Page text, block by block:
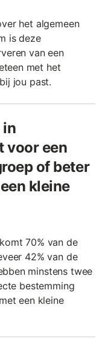
het algemeen
is deze
van een
met het
jou past.
in
voor een
of beter
kleine
70% van de
42% van de
minstens twee
bestemming
een kleine